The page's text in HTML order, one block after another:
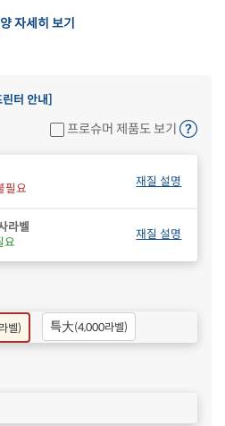
자세히 보기
터 안내]
프로슈머 제품도 보기
필요
재질 설명
라벨
요
재질 설명
벨) 특大(4,000라벨)